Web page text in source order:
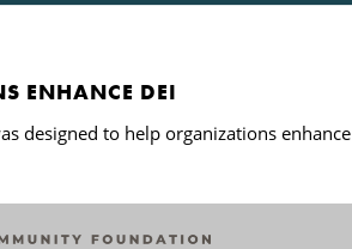
ENHANCE DEI
designed to help organizations enhance